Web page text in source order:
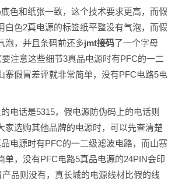
色和纸张一致，这个技术要求更高，而假
白色2真电源的标签纸平整没有气泡，而假
泡，并且条码前还多jmt接码了一个字母
要注意这些细节3真品电源时有PFC的一二
寨假冒差评就非常简单，没有PFC电路5电
电话是5315，假电源防伪码上的电话则
家选购其他品牌的电源时，可以先查清楚
电源时有PFC的一二级滤波电路，而山寨
单，没有PFC电路5真品电源的24PIN会印
品则没有，真长城的电源线材比假的线